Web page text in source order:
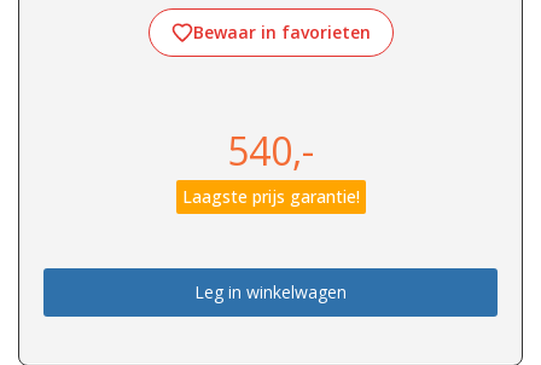
Bewaar in favorieten
540,-
Laagste prijs garantie!
Leg in winkelwagen